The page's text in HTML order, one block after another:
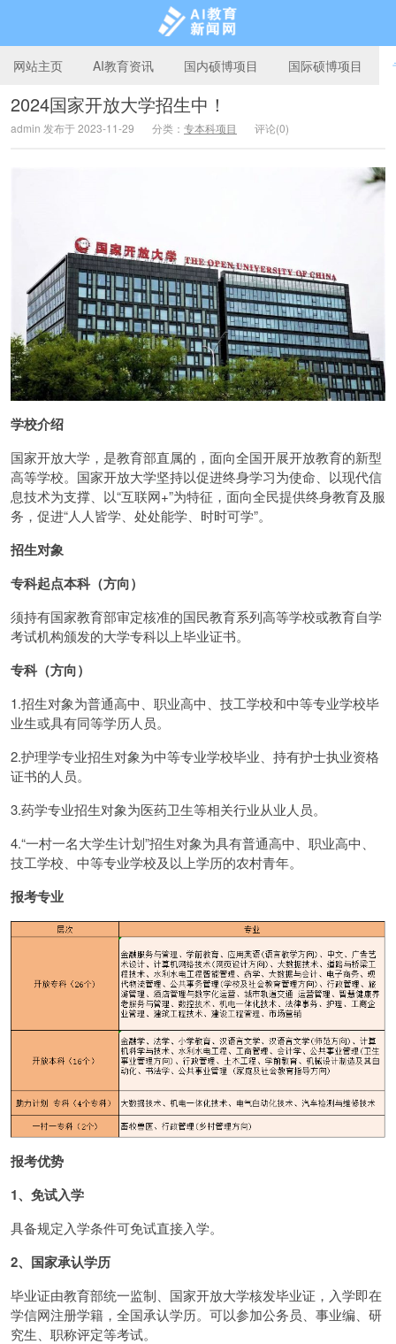
AI教育新闻网
网站主页 AI教育资讯 国内硕博项目 国际硕博项目
2024国家开放大学招生中！
admin 发布于 2023-11-29 分类： 专本科项目 评论(0)
学校介绍
国家开放大学，是教育部直属的，面向全国开展开放教育的新型
高等学校。国家开放大学坚持以促进终身学习为使命、以现代信
息技术为支撑、以“互联网+”为特征，面向全民提供终身教育及服
务，促进“人人皆学、处处能学、时时可学”。
招生对象
专科起点本科（方向）
须持有国家教育部审定核准的国民教育系列高等学校或教育自学
考试机构颁发的大学专科以上毕业证书。
专科（方向）
1.招生对象为普通高中、职业高中、技工学校和中等专业学校毕
业生或具有同等学历人员。
2.护理学专业招生对象为中等专业学校毕业、持有护士执业资格
证书的人员。
3.药学专业招生对象为医药卫生等相关行业从业人员。
4.“一村一名大学生计划”招生对象为具有普通高中、职业高中、
技工学校、中等专业学校及以上学历的农村青年。
报考专业
报考优势
1、免试入学
具备规定入学条件可免试直接入学。
2、国家承认学历
毕业证由教育部统一监制、国家开放大学核发毕业证，入学即在
学信网注册学籍，全国承认学历。可以参加公务员、事业编、研
究生、职称评定等考试。